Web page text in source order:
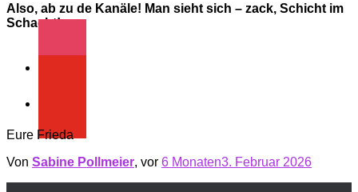
Also, ab zu de Kanäle! Man sieht sich – zack, Schicht im
Schacht!
Eure Frieda
Von Sabine Pollmeier, vor 6 Monaten3. Februar 2026